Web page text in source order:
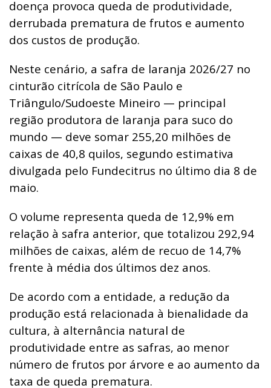
doença provoca queda de produtividade,
derrubada prematura de frutos e aumento
dos custos de produção.
Neste cenário, a safra de laranja 2026/27 no
cinturão citrícola de São Paulo e
Triângulo/Sudoeste Mineiro — principal
região produtora de laranja para suco do
mundo — deve somar 255,20 milhões de
caixas de 40,8 quilos, segundo estimativa
divulgada pelo Fundecitrus no último dia 8 de
maio.
O volume representa queda de 12,9% em
relação à safra anterior, que totalizou 292,94
milhões de caixas, além de recuo de 14,7%
frente à média dos últimos dez anos.
De acordo com a entidade, a redução da
produção está relacionada à bienalidade da
cultura, à alternância natural de
produtividade entre as safras, ao menor
número de frutos por árvore e ao aumento da
taxa de queda prematura.